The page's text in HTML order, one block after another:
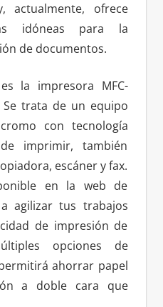
actualmente, ofrece
idóneas para la
de documentos.
la impresora MFC-
Se trata de un equipo
con tecnología
imprimir, también
escáner y fax.
en la web de
agilizar tus trabajos
de impresión de
opciones de
ahorrar papel
a doble cara que